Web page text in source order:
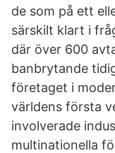
de som på ett
särskilt klart i
där över 600
banbrytande
företaget i
världens första
involverade
multinationella